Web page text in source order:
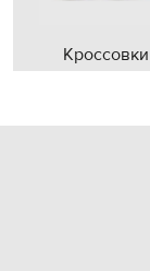
Кроссовки